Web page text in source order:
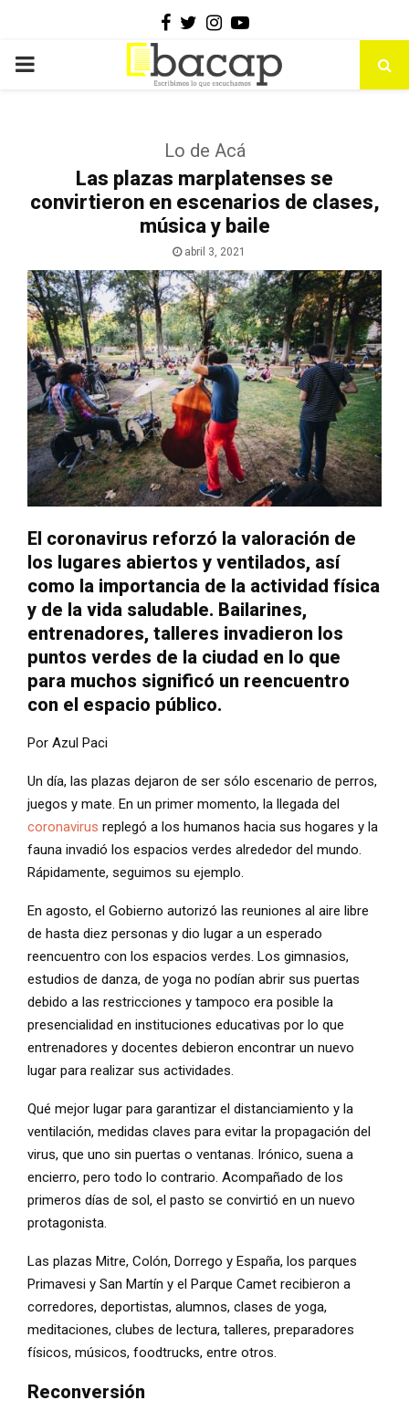
Facebook
Twitter
Instagram
Youtube
PRIMARY
Lo de Acá
Las plazas marplatenses se
convirtieron en escenarios de clases,
música y baile
abril 3, 2021
El coronavirus reforzó la valoración de
los lugares abiertos y ventilados, así
como la importancia de la actividad física
y de la vida saludable. Bailarines,
entrenadores, talleres invadieron los
puntos verdes de la ciudad en lo que
para muchos significó un reencuentro
con el espacio público.
Por Azul Paci
Un día, las plazas dejaron de ser sólo escenario de perros,
juegos y mate. En un primer momento, la llegada del
coronavirus replegó a los humanos hacia sus hogares y la
fauna invadió los espacios verdes alrededor del mundo.
Rápidamente, seguimos su ejemplo.
En agosto, el Gobierno autorizó las reuniones al aire libre
de hasta diez personas y dio lugar a un esperado
reencuentro con los espacios verdes. Los gimnasios,
estudios de danza, de yoga no podían abrir sus puertas
debido a las restricciones y tampoco era posible la
presencialidad en instituciones educativas por lo que
entrenadores y docentes debieron encontrar un nuevo
lugar para realizar sus actividades.
Qué mejor lugar para garantizar el distanciamiento y la
ventilación, medidas claves para evitar la propagación del
virus, que uno sin puertas o ventanas. Irónico, suena a
encierro, pero todo lo contrario. Acompañado de los
primeros días de sol, el pasto se convirtió en un nuevo
protagonista.
Las plazas Mitre, Colón, Dorrego y España, los parques
Primavesi y San Martín y el Parque Camet recibieron a
corredores, deportistas, alumnos, clases de yoga,
meditaciones, clubes de lectura, talleres, preparadores
físicos, músicos, foodtrucks, entre otros.
Reconversión